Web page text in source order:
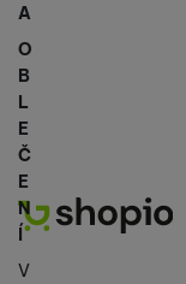
A
O
B
L
E
Č
E
N
Í
V